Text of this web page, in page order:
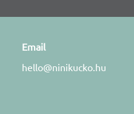
Email
hello@ninikucko.hu